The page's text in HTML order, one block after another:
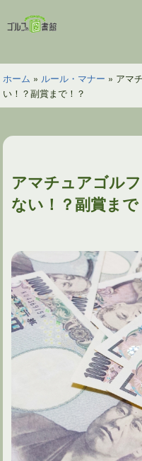
ン
ツ
へ
ス
ッ
ゴ
フ
の
図
ホーム » ルール・マナー » アマ
い！？副賞まで！？
アマチュアゴル
ない！？副賞まで